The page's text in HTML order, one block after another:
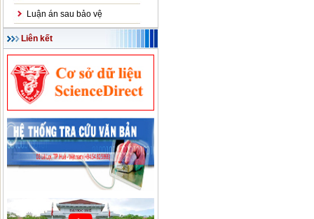
Luận án sau bảo vệ
Liên kết